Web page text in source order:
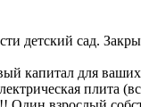
детский сад.
капитал для
плита